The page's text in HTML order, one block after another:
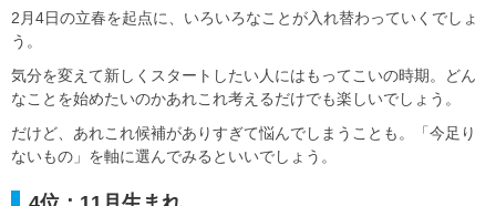
2月4日の立春を起点に、いろいろなことが入れ替わっていくでしょ
う。
気分を変えて新しくスタートしたい人にはもってこいの時期。どん
なことを始めたいのかあれこれ考えるだけでも楽しいでしょう。
だけど、あれこれ候補がありすぎて悩んでしまうことも。「今足り
ないもの」を軸に選んでみるといいでしょう。